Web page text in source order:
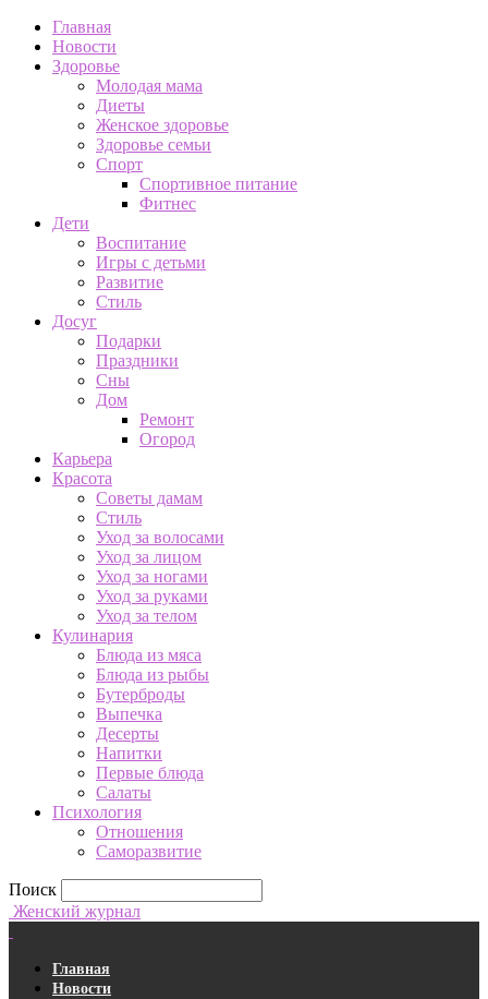
Главная
Новости
Здоровье
Молодая мама
Диеты
Женское здоровье
Здоровье семьи
Спорт
Спортивное питание
Фитнес
Дети
Воспитание
Игры с детьми
Развитие
Стиль
Досуг
Подарки
Праздники
Сны
Дом
Ремонт
Огород
Карьера
Красота
Советы дамам
Стиль
Уход за волосами
Уход за лицом
Уход за ногами
Уход за руками
Уход за телом
Кулинария
Блюда из мяса
Блюда из рыбы
Бутерброды
Выпечка
Десерты
Напитки
Первые блюда
Салаты
Психология
Отношения
Саморазвитие
Поиск
Женский журнал
Главная
Новости